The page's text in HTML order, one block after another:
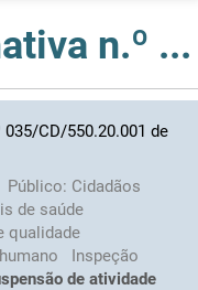
Circular informativa n.º 035/CD/550.20.001 de 28/03/2025
CD/550.20.001 de
Público: Cidadãos
de saúde
qualidade
Inspeção
de atividade